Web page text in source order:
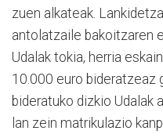
zuen alkateak.
antolatzaile bakoitzaren
Udalak tokia, herria
10.000 euro bideratzeaz
bideratuko dizkio Udalak
lan zein matrikulazio